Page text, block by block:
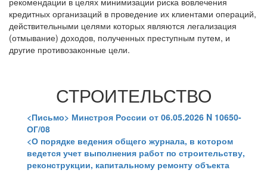
кредитных организаций в проведение их клиентами операций,
действительными целями которых являются легализация
(отмывание) доходов, полученных преступным путем, и
другие противозаконные цели.
СТРОИТЕЛЬСТВО
<Письмо> Минстроя России от 06.05.2026 N 10650-
ОГ/08
<О порядке ведения общего журнала, в котором
ведется учет выполнения работ по строительству,
реконструкции, капитальному ремонту объекта